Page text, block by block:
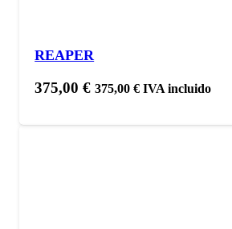
REAPER
375,00€ 375,00€ IVA incluido